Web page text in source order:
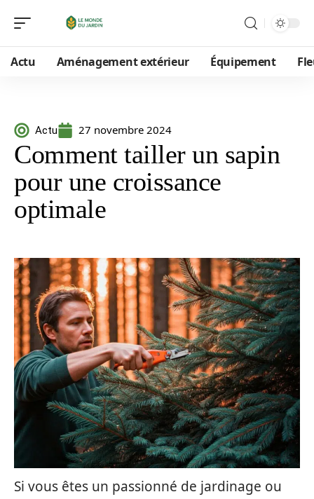
Actu Aménagement extérieur Équipement
Actu 27 novembre 2024
Comment tailler un sapin
pour une croissance
optimale
Si vous êtes un passionné de jardinage ou